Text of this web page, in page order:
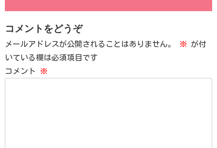
コメントをどうぞ
メールアドレスが公開されることはありません。 ※ が付
いている欄は必須項目です
コメント
※